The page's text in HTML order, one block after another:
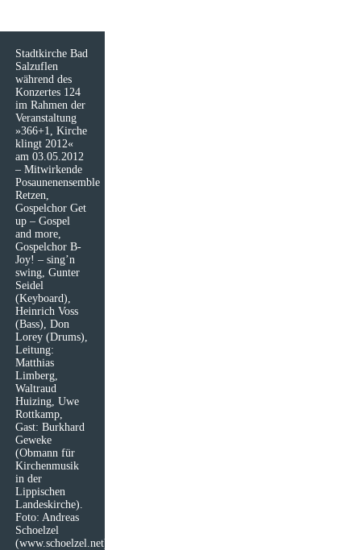
Stadtkirche Bad
Salzuflen
während des
Konzertes 124
im Rahmen der
Veranstaltung
»366+1, Kirche
klingt 2012«
am 03.05.2012
– Mitwirkende
Posaunenensemble
Retzen,
Gospelchor Get
up – Gospel
and more,
Gospelchor B-
Joy! – sing’n
swing, Gunter
Seidel
(Keyboard),
Heinrich Voss
(Bass), Don
Lorey (Drums),
Leitung:
Matthias
Limberg,
Waltraud
Huizing, Uwe
Rottkamp,
Gast: Burkhard
Geweke
(Obmann für
Kirchenmusik
in der
Lippischen
Landeskirche).
Foto: Andreas
Schoelzel
(www.schoelzel.net)